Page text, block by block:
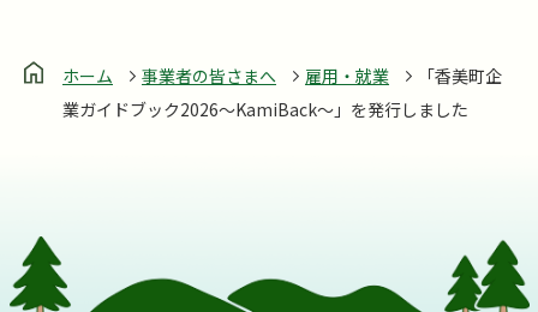
ホーム 事業者の皆さまへ 雇用・就業
「香美町企
業ガイドブック2026～KamiBack～」を発行しました